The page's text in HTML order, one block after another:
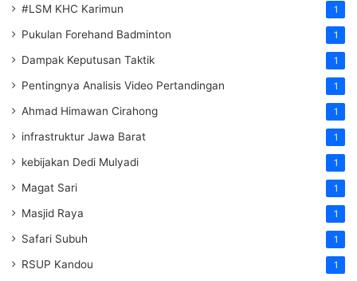
#LSM KHC Karimun 1
Pukulan Forehand Badminton 1
Dampak Keputusan Taktik 1
Pentingnya Analisis Video Pertandingan 1
Ahmad Himawan Cirahong 1
infrastruktur Jawa Barat 1
kebijakan Dedi Mulyadi 1
Magat Sari 1
Masjid Raya 1
Safari Subuh 1
RSUP Kandou 1